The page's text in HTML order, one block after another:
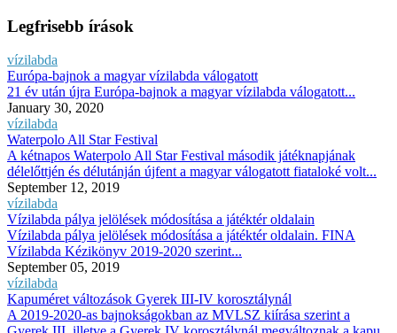
Legfrisebb írások
vízilabda
Európa-bajnok a magyar vízilabda válogatott
21 év után újra Európa-bajnok a magyar vízilabda válogatott...
January 30, 2020
vízilabda
Waterpolo All Star Festival
A kétnapos Waterpolo All Star Festival második játéknapjának
délelőttjén és délutánján újfent a magyar válogatott fiataloké volt...
September 12, 2019
vízilabda
Vízilabda pálya jelölések módosítása a játéktér oldalain
Vízilabda pálya jelölések módosítása a játéktér oldalain. FINA
Vízilabda Kézikönyv 2019-2020 szerint...
September 05, 2019
vízilabda
Kapuméret változások Gyerek III-IV korosztálynál
A 2019-2020-as bajnokságokban az MVLSZ kiírása szerint a